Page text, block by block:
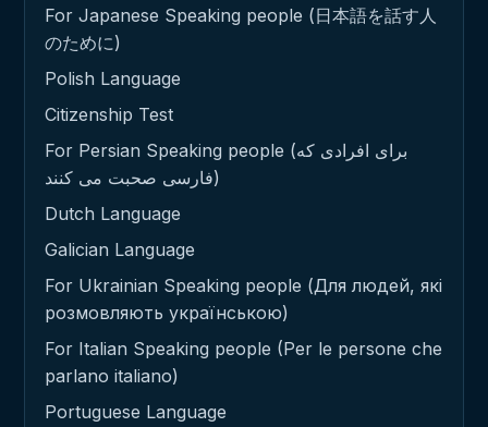
For Japanese Speaking people (日本語を話す人
のために)
Polish Language
Citizenship Test
For Persian Speaking people (برای افرادی که
فارسی صحبت می کنند)
Dutch Language
Galician Language
For Ukrainian Speaking people (Для людей, які
розмовляють українською)
For Italian Speaking people (Per le persone che
parlano italiano)
Portuguese Language